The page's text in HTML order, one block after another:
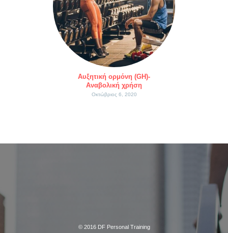
Αυξητική ορμόνη (GH)-
Αναβολική χρήση
Οκτώβριος 6, 2020
© 2016 DF Personal Training